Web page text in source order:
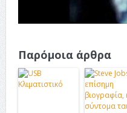
Παρόμοια άρθρα